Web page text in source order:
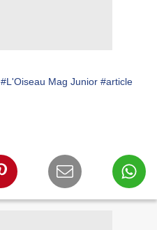
#L'Oiseau Mag Junior #article